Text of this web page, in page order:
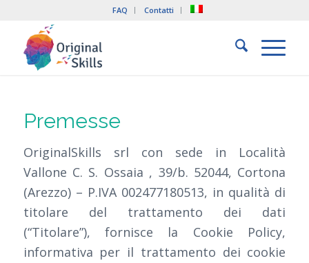
FAQ Contatti
Premesse
OriginalSkills srl con sede in Località
Vallone C. S. Ossaia , 39/b. 52044, Cortona
(Arezzo) – P.IVA 002477180513, in qualità di
titolare del trattamento dei dati
(“Titolare”), fornisce la Cookie Policy,
informativa per il trattamento dei cookie